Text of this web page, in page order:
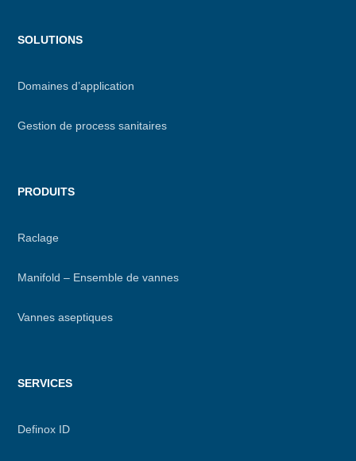
Menu
SOLUTIONS
Domaines d’application
Gestion de process sanitaires
PRODUITS
Raclage
Manifold – Ensemble de vannes
Vannes aseptiques
SERVICES
Definox ID